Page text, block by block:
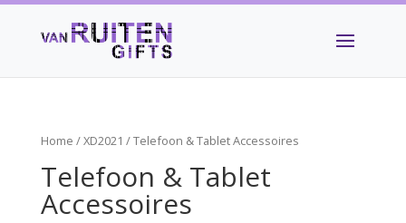
Home /XD2021 / Telefoon & Tablet Accessoires
Telefoon & Tablet
Accessoires